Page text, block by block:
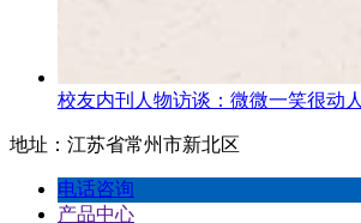
校友内刊人物访谈：微微一笑很动人
地址：江苏省常州市新北区
电话咨询
产品中心